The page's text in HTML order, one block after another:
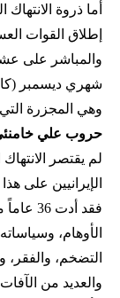
أما ذروة
إطلاق القوات
والمباشر على
وهي المجزرة
حروب علي خامنئي
لم يقتصر
الإيرانيين على
فقد
الأوهام،
التضخم، والفقر،
والعديد من